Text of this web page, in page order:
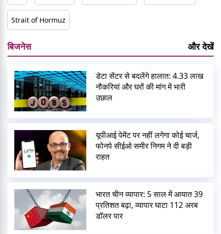
Strait of Hormuz
बिजनेस और देखें
डेटा सेंटर से बदलेंगे हालात: 4.33 लाख
नौकरियां और घरों की मांग में भारी
उछाल
यूपीआई पेमेंट पर नहीं लगेगा कोई चार्ज,
फोनपे सीईओ समीर निगम ने दी बड़ी
राहत
भारत चीन व्यापार: 5 साल में आयात 39
प्रतिशत बढ़ा, व्यापार घाटा 112 अरब
डॉलर पार